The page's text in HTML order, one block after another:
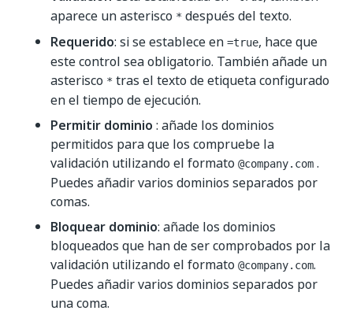
aparece un asterisco * después del texto.
Requerido: si se establece en =true, hace que
este control sea obligatorio. También añade un
asterisco * tras el texto de etiqueta configurado
en el tiempo de ejecución.
Permitir dominio : añade los dominios
permitidos para que los compruebe la
validación utilizando el formato @company.com .
Puedes añadir varios dominios separados por
comas.
Bloquear dominio: añade los dominios
bloqueados que han de ser comprobados por la
validación utilizando el formato @company.com.
Puedes añadir varios dominios separados por
una coma.